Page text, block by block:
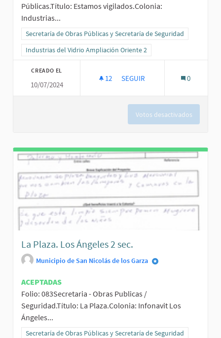
Públicas.Título: Estamos vigilados.Colonia:
Industrias...
Resultados al filtrar por la categoría: Secretaría de Obras Públicas
Secretaría de Obras Públicas y Secretaría de Seguridad
Resultados al filtrar por el ámbito: Industrias del Vidrio
Industrias del Vidrio Ampliación Oriente 2
CREADO EL
10/07/2024
12 12 SEGUIDORAS
SEGUIR 0
Votos desactivados
La Plaza. Los Ángeles 2 sec.
Municipio de San Nicolás de los Garza
ACEPTADAS
Folio: 083Secretaria - Obras Publicas /
Seguridad.Título: La Plaza.Colonia: Infonavit Los
Ángeles...
Resultados al filtrar por la categoría: Secretaría de Obras Públicas
Secretaría de Obras Públicas y Secretaría de Seguridad